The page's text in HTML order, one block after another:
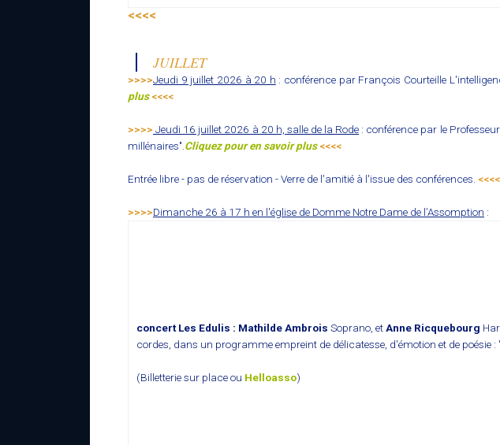
<<<<
JUILLET
>>>>Jeudi 9 juillet 2026 à 20 h : conférence par François Courteille
plus<<<<
>>>> Jeudi 16 juillet 2026 à 20 h, salle de la Rode : conférence par le
millénaires".Cliquez pour en savoir plus<<<<
Entrée libre - pas de réservation - Verre de l'amitié à l'issue des conférences. <<<<
>>>>Dimanche 26 à 17 h en l'église de Domme Notre Dame de l’Assomption :
concert Les Edulis : Mathilde Ambrois Soprano, etAnne Ricquebourg
cordes, dans un programme empreint de délicatesse, d'émotion et de poésie
(Billetterie sur place ou Helloasso)